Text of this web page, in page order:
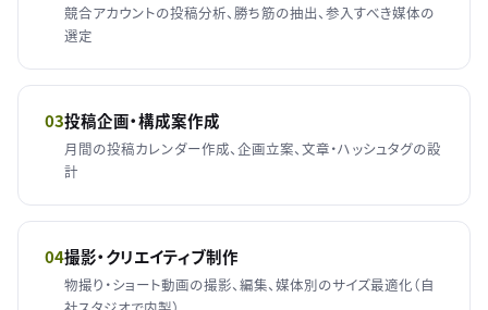
競合アカウントの投稿分析、勝ち筋の抽出、参入すべき媒体の
選定
03投稿企画・構成案作成
月間の投稿カレンダー作成、企画立案、文章・ハッシュタグの設
計
04撮影・クリエイティブ制作
物撮り・ショート動画の撮影、編集、媒体別のサイズ最適化（自